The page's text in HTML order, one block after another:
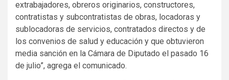
extrabajadores, obreros originarios, constructores,
contratistas y subcontratistas de obras, locadoras y
sublocadoras de servicios, contratados directos y de
los convenios de salud y educación y que obtuvieron
media sanción en la Cámara de Diputado el pasado 16
de julio”, agrega el comunicado.